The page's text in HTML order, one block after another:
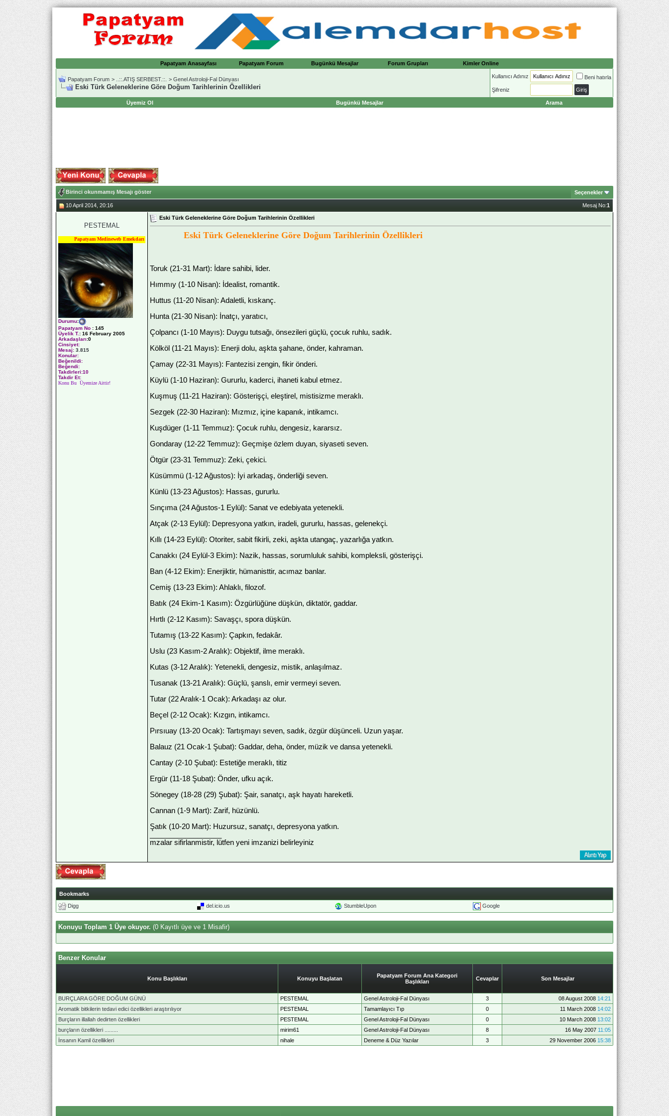
Papatyam Anasayfası Papatyam Forum Bugünkü Mesajlar Forum Grupları Kimler Online
Papatyam Forum > ..::.ATIŞ SERBEST.::. > Genel Astroloji-Fal Dünyası
Eski Türk Geleneklerine Göre Doğum Tarihlerinin Özellikleri
Kullanıcı Adınız Beni hatırla
Şifreniz
Üyemiz Ol Bugünkü Mesajlar Arama
Birinci okunmamış Mesajı göster Seçenekler
10 April 2014, 20:16 Mesaj No:1
PESTEMAL
Papatyam Medineweb Emekdarı
Durumu:
Papatyam No : 145
Üyelik T.: 16 February 2005
Arkadaşları:0
Cinsiyet:
Mesaj: 3.815
Konular:
Beğenildi:
Beğendi:
Takdirleri:10
Takdir Et:
Konu Bu Üyemize Aittir!
Eski Türk Geleneklerine Göre Doğum Tarihlerinin Özellikleri
Eski Türk Geleneklerine Göre Doğum Tarihlerinin Özellikleri
Toruk (21-31 Mart): İdare sahibi, lider.
Hımmıy (1-10 Nisan): İdealist, romantik.
Huttus (11-20 Nisan): Adaletli, kıskanç.
Hunta (21-30 Nisan): İnatçı, yaratıcı,
Çolpancı (1-10 Mayıs): Duygu tutsağı, önsezileri güçlü, çocuk ruhlu, sadık.
Kölköl (11-21 Mayıs): Enerji dolu, aşkta şahane, önder, kahraman.
Çamay (22-31 Mayıs): Fantezisi zengin, fikir önderi.
Küylü (1-10 Haziran): Gururlu, kaderci, ihaneti kabul etmez.
Kuşmuş (11-21 Haziran): Gösterişçi, eleştirel, mistisizme meraklı.
Sezgek (22-30 Haziran): Mızmız, içine kapanık, intikamcı.
Kuşdüger (1-11 Temmuz): Çocuk ruhlu, dengesiz, kararsız.
Gondaray (12-22 Temmuz): Geçmişe özlem duyan, siyaseti seven.
Ötgür (23-31 Temmuz): Zeki, çekici.
Küsümmü (1-12 Ağustos): İyi arkadaş, önderliği seven.
Künlü (13-23 Ağustos): Hassas, gururlu.
Sınçıma (24 Ağustos-1 Eylül): Sanat ve edebiyata yetenekli.
Atçak (2-13 Eylül): Depresyona yatkın, iradeli, gururlu, hassas, gelenekçi.
Kıllı (14-23 Eylül): Otoriter, sabit fikirli, zeki, aşkta utangaç, yazarlığa yatkın.
Canakkı (24 Eylül-3 Ekim): Nazik, hassas, sorumluluk sahibi, kompleksli, gösterişçi.
Ban (4-12 Ekim): Enerjiktir, hümanisttir, acımaz banlar.
Cemiş (13-23 Ekim): Ahlaklı, filozof.
Batık (24 Ekim-1 Kasım): Özgürlüğüne düşkün, diktatör, gaddar.
Hırtlı (2-12 Kasım): Savaşçı, spora düşkün.
Tutamış (13-22 Kasım): Çapkın, fedakâr.
Uslu (23 Kasım-2 Aralık): Objektif, ilme meraklı.
Kutas (3-12 Aralık): Yetenekli, dengesiz, mistik, anlaşılmaz.
Tusanak (13-21 Aralık): Güçlü, şanslı, emir vermeyi seven.
Tutar (22 Aralık-1 Ocak): Arkadaşı az olur.
Beçel (2-12 Ocak): Kızgın, intikamcı.
Pırsıuay (13-20 Ocak): Tartışmayı seven, sadık, özgür düşünceli. Uzun yaşar.
Balauz (21 Ocak-1 Şubat): Gaddar, deha, önder, müzik ve dansa yetenekli.
Cantay (2-10 Şubat): Estetiğe meraklı, titiz
Ergür (11-18 Şubat): Önder, ufku açık.
Sönegey (18-28 (29) Şubat): Şair, sanatçı, aşk hayatı hareketli.
Cannan (1-9 Mart): Zarif, hüzünlü.
Şatık (10-20 Mart): Huzursuz, sanatçı, depresyona yatkın.
mzalar sifirlanmistir, lütfen yeni imzanizi belirleyiniz
Bookmarks
Digg
del.icio.us StumbleUpon Google
Konuyu Toplam 1 Üye okuyor. (0 Kayıtlı üye ve 1 Misafir)
Benzer Konular
Konu Başlıkları Konuyu Başlatan
Papatyam Forum Ana Kategori
Başlıkları
Cevaplar Son Mesajlar
BURÇLARA GÖRE DOĞUM GÜNÜ PESTEMAL Genel Astroloji-Fal Dünyası 3 08 August 2008 14:21
Aromatik bitkilerin tedavi edici özellikleri araştırılıyor
PESTEMAL Tamamlayıcı Tıp 0 11 March 2008 14:02
Burçların illallah dedirten özellikleri
PESTEMAL Genel Astroloji-Fal Dünyası 0 10 March 2008 13:02
burçların özellikleri .........
mirim61 Genel Astroloji-Fal Dünyası 8 16 May 2007 11:05
İnsanın Kamil özellikleri
nihale Deneme & Düz Yazılar 3 29 November 2006 15:38